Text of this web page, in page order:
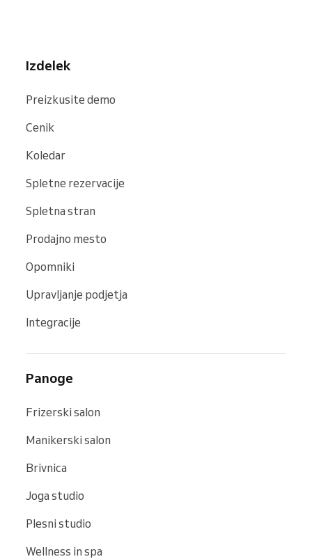
Izdelek
Preizkusite demo
Cenik
Koledar
Spletne rezervacije
Spletna stran
Prodajno mesto
Opomniki
Upravljanje podjetja
Integracije
Panoge
Frizerski salon
Manikerski salon
Brivnica
Joga studio
Plesni studio
Wellness in spa